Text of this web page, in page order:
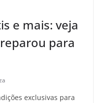
e mais: veja
para
exclusivas para